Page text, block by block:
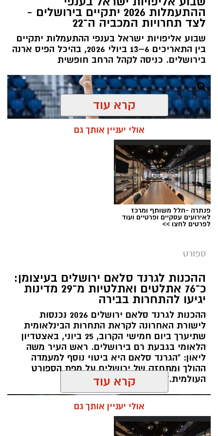
ההתעמלות 2026 יתקיים בירושלים -
לצד תחרויות המכביה ה־22
שבוע אליפויות ישראל בענפי ההתעמלות יתקיים
בין התאריכים 6–13 ביולי 2026, בהיכל הפיס ארנה
בירושלים. כניסה לקהל הרחב חופשית
מערכת ירושלים נט / 11:30 06.07.26
קיץ ספורטיבי בירושלים: במשך שמונה ימים תהפוך
ירושלים לבירת ההתעמלות של ישראל, כאשר
מיטב המתעמלות והמתעמלים מכל רחבי הארץ
יתחרו באליפויות ישראל בענפי ההתעמלות השונים.
השנה, לראשונה, יתקיימו האליפויות לצד תחרויות
ההתעמלות של משחקי המכביה ה־22, בהשתתפות
משלחות ומתעמלים מהארץ ומהעולם, ויהפכו את
שבוע האליפויות לאחד מאירועי הספורט הבולטים
של הקיץ.
במהלך השבוע יתקיימו אליפויות ישראל בכלל ענפי
ההתעמלות: התעמלות אמנותית, התעמלות
קרא עוד
אולי יעניין אותך גם
פנתרה -חלל משותף ומרכז
לאירועים עסקיים ופרטיים ועוד
לפרטים לחצו >>
ספורט
ההכנות לגרנד סלאם ירושלים בעיצומן:
כ־76 אתלטים ואתלטיות מ־29 מדינות
יגיעו להתחרות בבירה
ההכנות לגרנד סלאם ירושלים 2026 נכנסות
לישורת האחרונה לקראת התחרות הבינלאומית
שתיערך ביום חמישי הקרוב, 25 ביוני, באצטדיון
הלאומי בגבעת רם בירושלים. ראש העיר משה
ליאון: "הגרנד סלאם היא ביטוי נוסף למעמדה
ההולך ומתחזק של ירושלים על מפת הספורט
העולמית."
קרא עוד
אולי יעניין אותך גם